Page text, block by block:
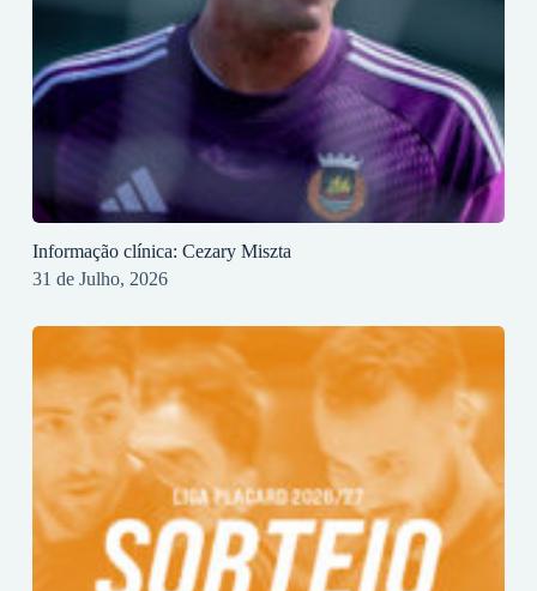
Informação clínica: Cezary Miszta
31 de Julho, 2026